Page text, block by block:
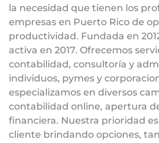
la necesidad que tienen los
empresas en Puerto Rico de
productividad. Fundada en
activa en 2017. Ofrecemos
contabilidad, consultoría y
individuos, pymes y
especializamos en diversos
contabilidad online, apertura
financiera. Nuestra prioridad
cliente brindando opciones,